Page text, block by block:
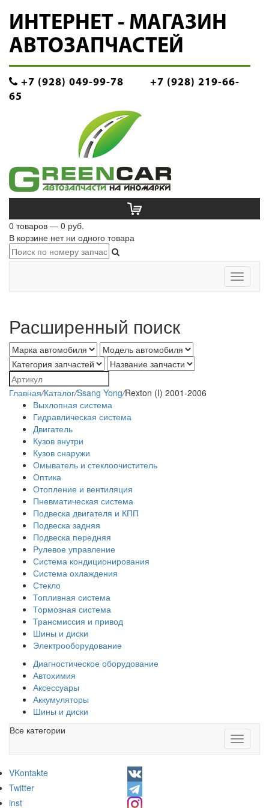
ИНТЕРНЕТ - МАГАЗИН
АВТОЗАПЧАСТЕЙ
+7 (928) 049-99-78
+7 (928) 219-66-
65
0 товаров — 0 руб.
В корзине нет ни одного товара
Toggle
Расширенный поиск
Главная/Каталог/Ssang Yong/Rexton (I) 2001-2006
Выхлопная система
Гидравлическая система
Двигатель
Кузов внутри
Кузов снаружи
Омыватель и стеклоочиститель
Оптика
Отопление и вентиляция
Пневматическая система
Подвеска двигателя и КПП
Подвеска задняя
Подвеска передняя
Рулевое управление
Система кондиционирования
Система охлаждения
Стекло
Топливная система
Тормозная система
Трансмиссия и привод
Шины и диски
Электрооборудование
Диагностическое оборудование
Автохимия
Аксессуары
Аккумуляторы
Шины и диски
Toggle
Все категории
VKontakte
Twitter
inst